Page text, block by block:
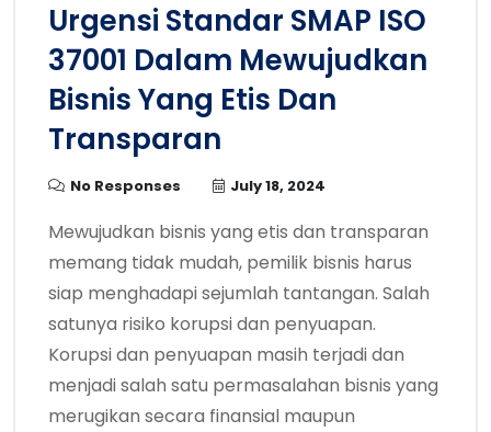
Urgensi Standar SMAP ISO
37001 Dalam Mewujudkan
Bisnis Yang Etis Dan
Transparan
No Responses July 18, 2024
Mewujudkan bisnis yang etis dan transparan
memang tidak mudah, pemilik bisnis harus
siap menghadapi sejumlah tantangan. Salah
satunya risiko korupsi dan penyuapan.
Korupsi dan penyuapan masih terjadi dan
menjadi salah satu permasalahan bisnis yang
merugikan secara finansial maupun